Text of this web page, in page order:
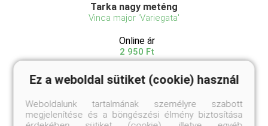
Tarka nagy meténg
Vinca major 'Variegata'
Online ár
2 950 Ft
Kosárba
Kedves kis kúszónövény, leveleinek szegélye
Ez a weboldal sütiket (cookie) használ
Weboldalunk tartalmának személyre szabott
megjelenítése és a böngészési élmény biztosítása